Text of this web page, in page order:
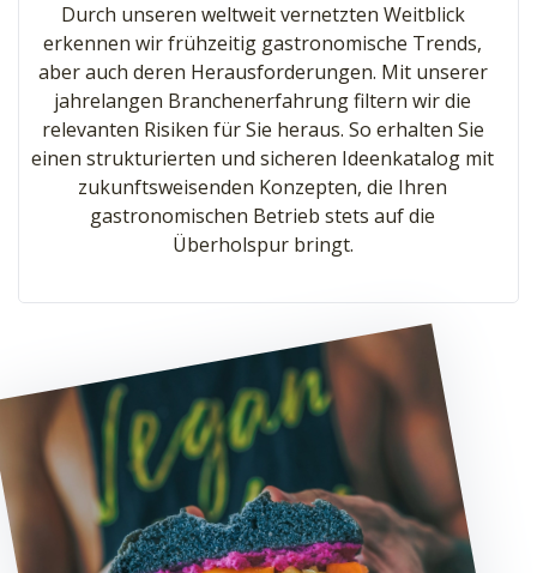
Durch unseren weltweit vernetzten Weitblick
erkennen wir frühzeitig gastronomische Trends,
aber auch deren Herausforderungen. Mit unserer
jahrelangen Branchenerfahrung filtern wir die
relevanten Risiken für Sie heraus. So erhalten Sie
einen strukturierten und sicheren Ideenkatalog mit
zukunftsweisenden Konzepten, die Ihren
gastronomischen Betrieb stets auf die
Überholspur bringt.